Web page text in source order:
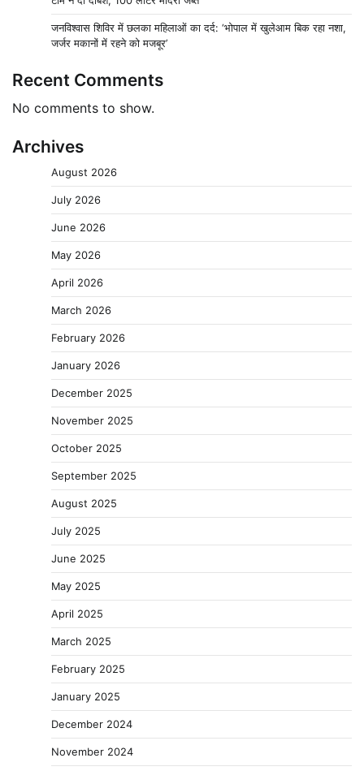
जनविश्वास शिविर में छलका महिलाओं का दर्द: ‘भोपाल में खुलेआम बिक रहा नशा,
जर्जर मकानों में रहने को मजबूर’
Recent Comments
No comments to show.
Archives
August 2026
July 2026
June 2026
May 2026
April 2026
March 2026
February 2026
January 2026
December 2025
November 2025
October 2025
September 2025
August 2025
July 2025
June 2025
May 2025
April 2025
March 2025
February 2025
January 2025
December 2024
November 2024